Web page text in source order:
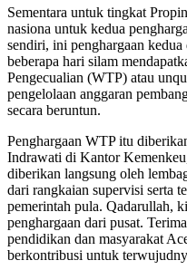
Sementara untuk tingkat
nasiona untuk kedua
sendiri, ini penghargaan kedua
beberapa hari silam
Pengecualian (WTP) atau
pengelolaan anggaran
secara beruntun.
Penghargaan WTP itu
Indrawati di Kantor
diberikan langsung oleh
dari rangkaian supervisi serta
pemerintah pula. Qadarullah,
penghargaan dari pusat.
pendidikan dan masyarakat
berkontribusi untuk